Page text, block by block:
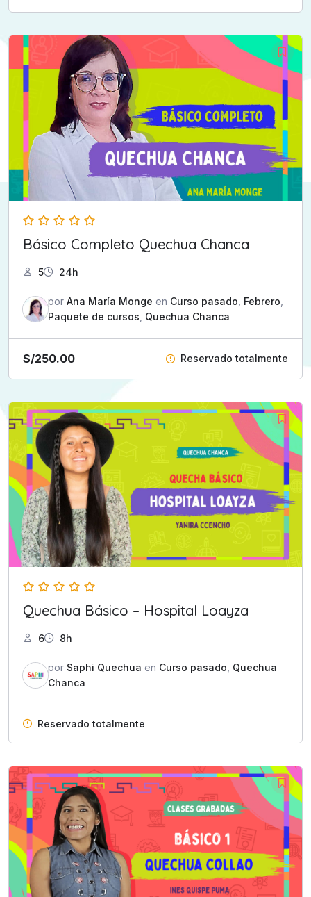
Básico Completo Quechua Chanca
5 24h
por Ana María Monge en Curso pasado Febrero
Paquete de cursos Quechua Chanca
S/250.00 Reservado totalmente
Quechua Básico – Hospital Loayza
6 8h
por Saphi Quechua en Curso pasado Quechua
Chanca
Reservado totalmente